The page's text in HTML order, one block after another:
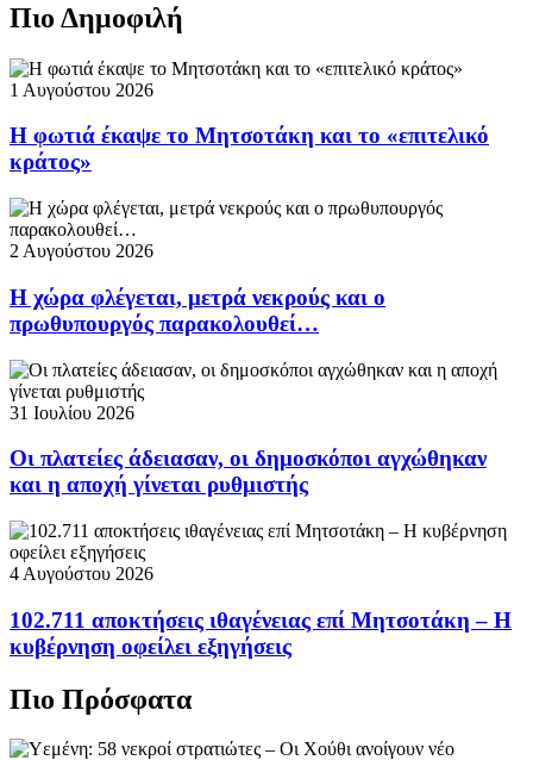
Πιο Δημοφιλή
1 Αυγούστου 2026
Η φωτιά έκαψε το Μητσοτάκη και το «επιτελικό
κράτος»
2 Αυγούστου 2026
Η χώρα φλέγεται, μετρά νεκρούς και ο
πρωθυπουργός παρακολουθεί…
31 Ιουλίου 2026
Οι πλατείες άδειασαν, οι δημοσκόποι αγχώθηκαν
και η αποχή γίνεται ρυθμιστής
4 Αυγούστου 2026
102.711 αποκτήσεις ιθαγένειας επί Μητσοτάκη – Η
κυβέρνηση οφείλει εξηγήσεις
Πιο Πρόσφατα